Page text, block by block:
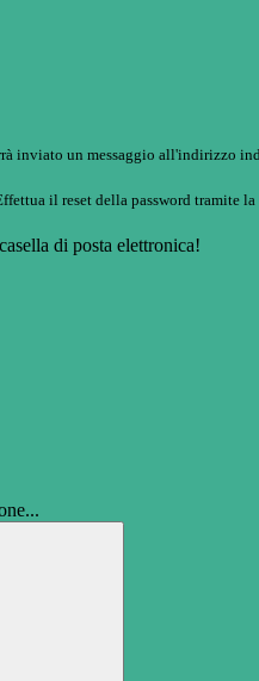
inviato un messaggio all'indirizzo
il reset della password tramite la
di posta elettronica!